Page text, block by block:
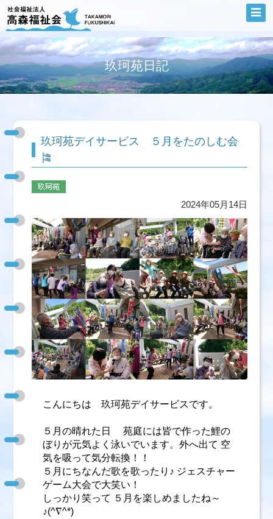
玖珂苑日記
玖珂苑デイサービス ５月をたのしむ会
🎏
2024年05月14日
こんにちは 玖珂苑デイサービスです。
５月の晴れた日 苑庭には皆で作った鯉の
ぼりが元気よく泳いでいます。外へ出て 空
気を吸って気分転換！！
５月にちなんだ歌を歌ったり♪ ジェスチャー
ゲーム大会で大笑い！
しっかり笑って ５月を楽しめましたね～
♪(^∇^*)